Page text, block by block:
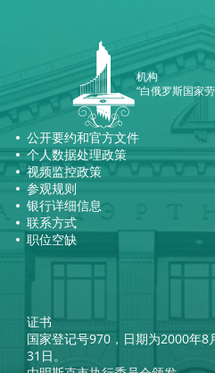
机构
“白俄罗斯国家
公开要约和官方文件
个人数据处理政策
视频监控政策
参观规则
银行详细信息
联系方式
职位空缺
证书
国家登记号970，日期为2000年8
31日。